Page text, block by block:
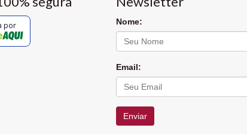
por Nome:
Email:
Enviar